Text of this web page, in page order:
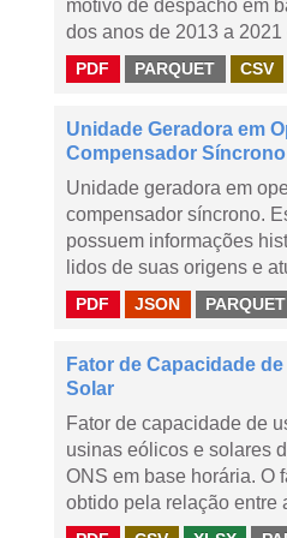
motivo de despacho em
dos anos de 2013 a 2021
PDF PARQUET CSV
Unidade Geradora em
Compensador Síncrono
Unidade geradora em
compensador síncrono.
possuem informações
lidos de suas origens e
PDF JSON PARQUET
Fator de Capacidade
Solar
Fator de capacidade de
usinas eólicos e solares
ONS em base horária. O
obtido pela relação entre